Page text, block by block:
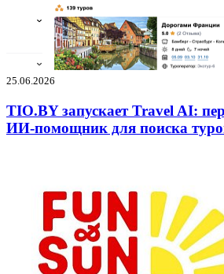
25.06.2026
TIO.BY запускает Travel AI:
ИИ-помощник для поиска